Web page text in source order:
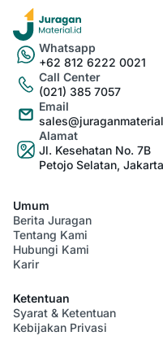
Whatsapp
+62 812 6222 0021
Call Center
(021) 385 7057
Email
Alamat
Jl. Kesehatan No. 7B
Petojo Selatan,
Umum
Berita Juragan
Tentang Kami
Hubungi Kami
Karir
Ketentuan
Syarat & Ketentuan
Kebijakan Privasi